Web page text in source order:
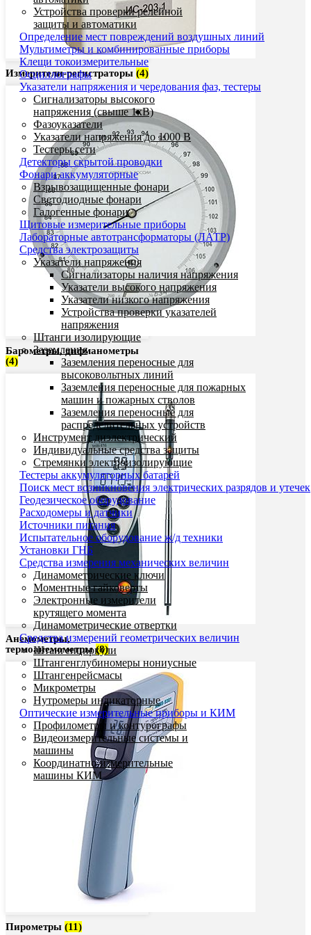
Устройства проверки релейной
защиты и автоматики
Определение мест повреждений воздушных линий
Мультиметры и комбинированные приборы
Клещи токоизмерительные
Осциллографы
Указатели напряжения и чередования фаз, тестеры
Сигнализаторы высокого
напряжения (свыше 1кВ)
Фазоуказатели
Указатели напряжения до 1000 В
Тестеры сети
Детекторы скрытой проводки
Фонари аккумуляторные
Взрывозащищенные фонари
Светодиодные фонари
Галогенные фонари
Щитовые измерительные приборы
Лабораторные автотрансформаторы (ЛАТР)
Средства электрозащиты
Указатели напряжения
Сигнализаторы наличия напряжения
Указатели высокого напряжения
Указатели низкого напряжения
Устройства проверки указателей
напряжения
Штанги изолирующие
Заземления
Заземления переносные для
высоковольтных линий
Заземления переносные для пожарных
машин и пожарных стволов
Заземления переносные для
распределительных устройств
Инструмент диэлектрический
Индивидуальные средства защиты
Стремянки электроизолирующие
Тестеры аккумуляторных батарей
Поиск мест возникновения электрических разрядов и утечек
Геодезическое оборудование
Расходомеры и датчики
Источники питания
Испытательное оборудование ж/д техники
Установки ГНБ
Средства измерения механических величин
Динамометрические ключи
Моментные гайковерты
Электронные измерители
крутящего момента
Динамометрические отвертки
Средства измерений геометрических величин
Штангенциркули
Штангенглубиномеры нониусные
Штангенрейсмасы
Микрометры
Нутромеры индикаторные
Оптические измерительные приборы и КИМ
Профилометры и контурографы
Видеоизмерительные системы и
машины
Координатно-измерительные
машины КИМ
Измерители-регистраторы (4)
Барометры, дифманометры
(4)
Анемометры,
термоанемометры(8)
Пирометры (11)